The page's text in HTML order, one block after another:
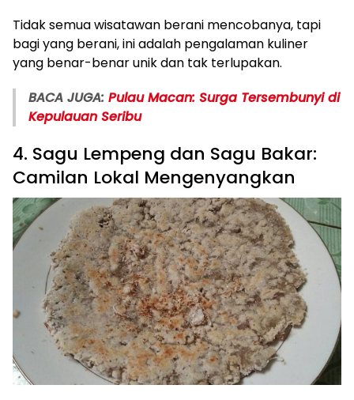
Tidak semua wisatawan berani mencobanya, tapi
bagi yang berani, ini adalah pengalaman kuliner
yang benar-benar unik dan tak terlupakan.
BACA JUGA: Pulau Macan: Surga Tersembunyi di
Kepulauan Seribu
4. Sagu Lempeng dan Sagu Bakar:
Camilan Lokal Mengenyangkan